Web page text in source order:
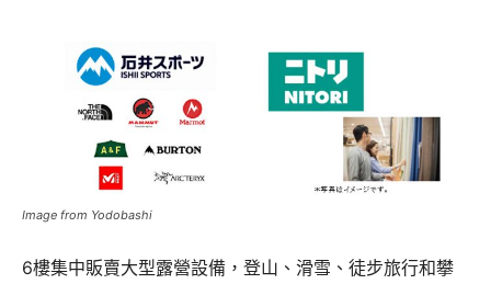
Image from Yodobashi
6樓集中販賣大型露營設備，登山、滑雪、徒步旅行和攀